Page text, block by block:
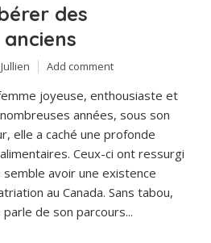
des
Add comment
joyeuse, enthousiaste et
années, sous son
elle a caché une profonde
Ceux-ci ont ressurgi
semble avoir une existence
au Canada. Sans tabou,
de son parcours...